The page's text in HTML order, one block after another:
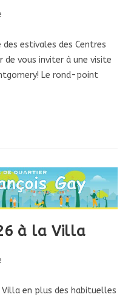
estivales des Centres
de vous inviter à une visite
Le rond-point
à la Villa
en plus des habituelles